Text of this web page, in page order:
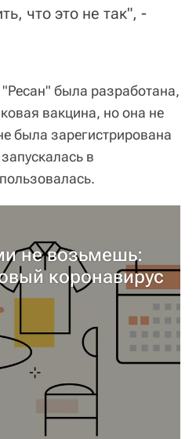
что это не так", -
была разработана,
вакцина, но она не
была зарегистрирована
в
не возьмешь:
коронавирус